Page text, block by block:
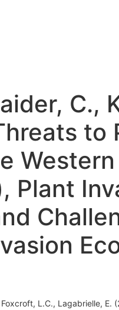
C.,
to
Plant
L.C., Lagabrielle,